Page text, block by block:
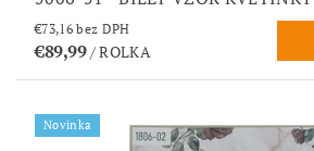
€73,16 bez DPH
€89,99/ ROLKA
Novinka